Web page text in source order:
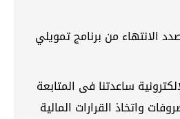
الانتهاء من برنامج تمويلي
ساعدتنا فى المتابعة
واتخاذ القرارات المالية